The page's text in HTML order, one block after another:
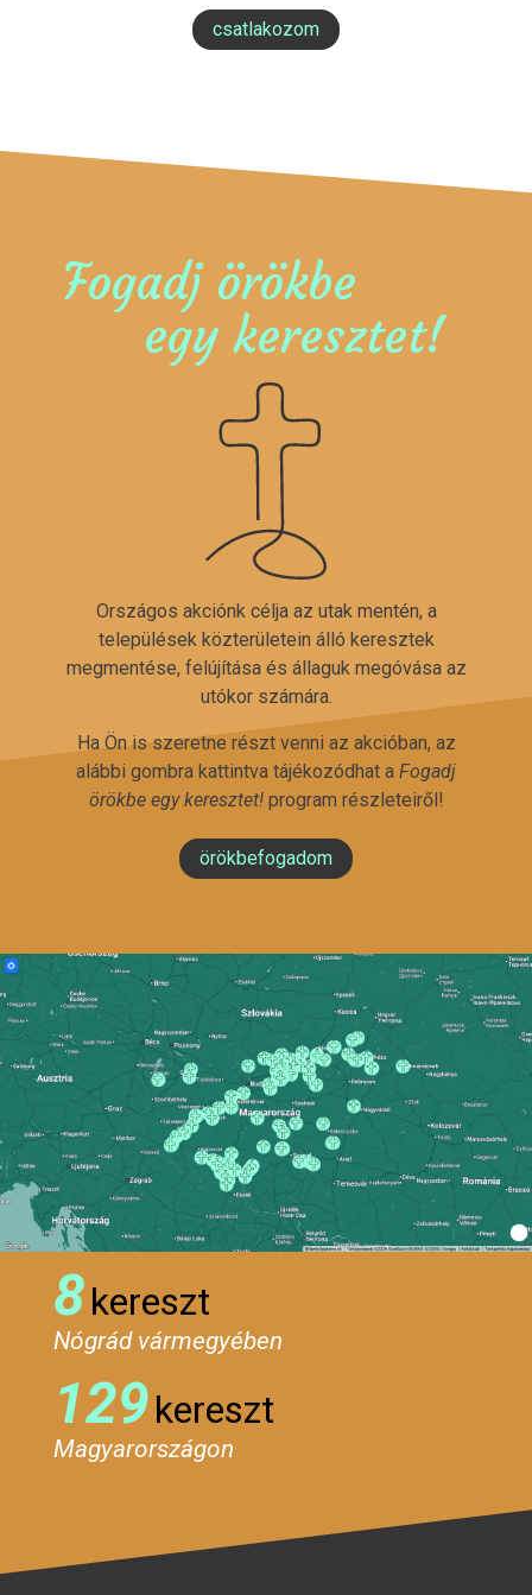
csatlakozom
Fogadj örökbe
egy keresztet!
Országos akciónk célja az utak mentén, a
települések közterületein álló keresztek
megmentése, felújítása és állaguk megóvása az
utókor számára.
Ha Ön is szeretne részt venni az akcióban, az
alábbi gombra kattintva tájékozódhat a Fogadj
örökbe egy keresztet!program részleteiről!
örökbefogadom
8kereszt
Nógrád vármegyében
129kereszt
Magyarországon